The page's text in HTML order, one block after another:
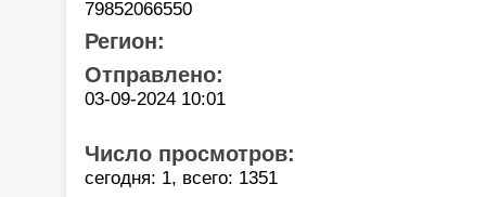
79852066550
Регион:
Отправлено:
03-09-2024 10:01
Число просмотров:
сегодня: 1, всего: 1351